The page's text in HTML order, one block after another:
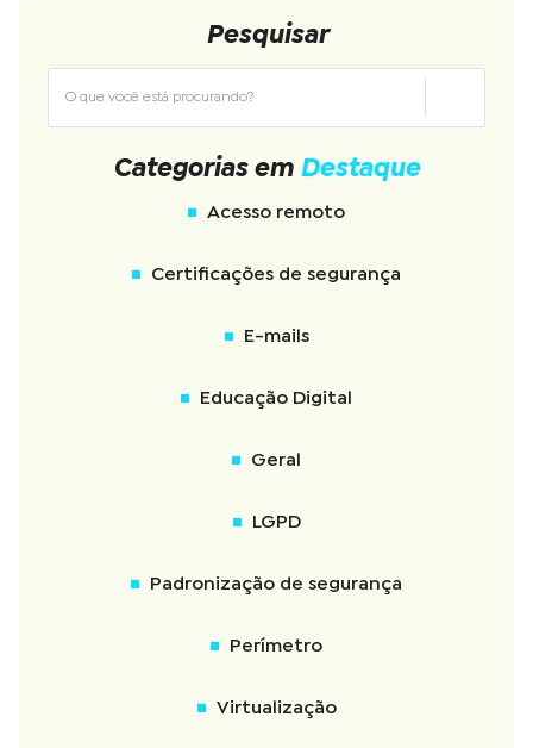
Pesquisar
Categorias em Destaque
Acesso remoto
Certificações de segurança
E-mails
Educação Digital
Geral
LGPD
Padronização de segurança
Perímetro
Virtualização